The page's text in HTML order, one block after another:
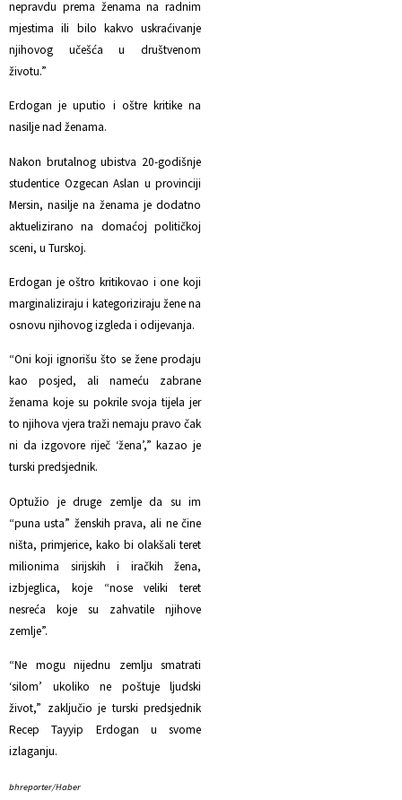
nepravdu prema ženama na radnim
mjestima ili bilo kakvo uskraćivanje
njihovog učešća u društvenom
životu.”
Erdogan je uputio i oštre kritike na
nasilje nad ženama.
Nakon brutalnog ubistva 20-godišnje
studentice Ozgecan Aslan u provinciji
Mersin, nasilje na ženama je dodatno
aktuelizirano na domaćoj političkoj
sceni, u Turskoj.
Erdogan je oštro kritikovao i one koji
marginaliziraju i kategoriziraju žene na
osnovu njihovog izgleda i odijevanja.
“Oni koji ignorišu što se žene prodaju
kao posjed, ali nameću zabrane
ženama koje su pokrile svoja tijela jer
to njihova vjera traži nemaju pravo čak
ni da izgovore riječ ‘žena’,” kazao je
turski predsjednik.
Optužio je druge zemlje da su im
“puna usta” ženskih prava, ali ne čine
ništa, primjerice, kako bi olakšali teret
milionima sirijskih i iračkih žena,
izbjeglica, koje “nose veliki teret
nesreća koje su zahvatile njihove
zemlje”.
“Ne mogu nijednu zemlju smatrati
‘silom’ ukoliko ne poštuje ljudski
život,” zaključio je turski predsjednik
Recep Tayyip Erdogan u svome
izlaganju.
bhreporter/Haber